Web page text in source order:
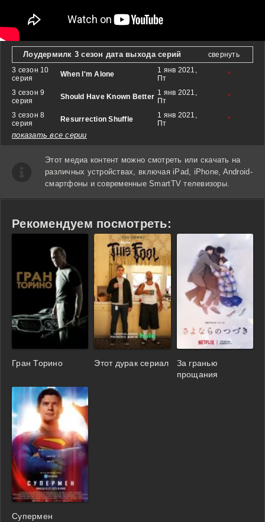
Лоудермилк 3 сезон дата выхода серий
свернуть
3 сезон 10
серия
When I'm Alone
1 янв 2021,
Пт
*
3 сезон 9
серия
Should Have Known Better 1 янв 2021,
Пт
*
3 сезон 8
серия
Resurrection Shuffle
1 янв 2021,
Пт
*
показать все серии
Этот медиа контент можно смотреть или скачать на
различных устройствах, включая iPad, iPhone, Android-
смартфоны и современные SmartTV телевизоры.
Рекомендуем посмотреть:
Гран Торино Этот дурак сериал
За гранью
прощания
Супермен